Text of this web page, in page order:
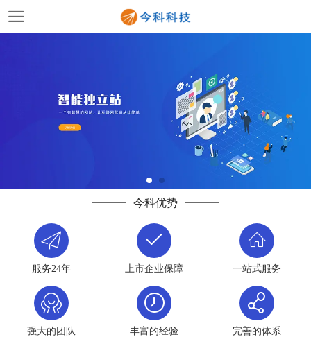
今科优势
服务24年 上市企业保障 一站式服务
强大的团队 丰富的经验 完善的体系